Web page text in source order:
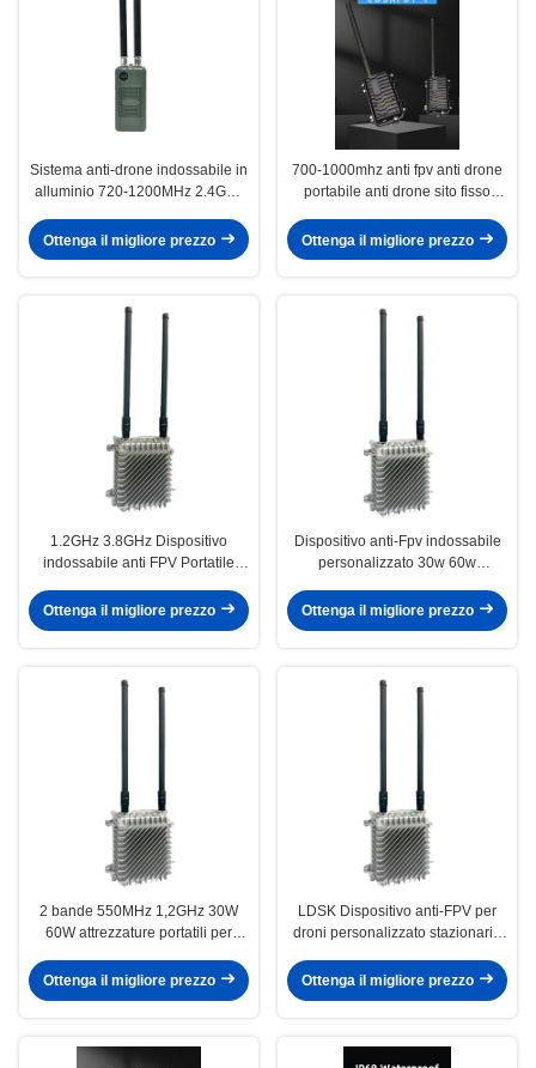
Sistema anti-drone indossabile in
alluminio 720-1200MHz 2.4GHz
Ottenga il migliore prezzo
700-1000mhz anti fpv anti drone
portabile anti drone sito fisso
dispositivo drone
Ottenga il migliore prezzo
1.2GHz 3.8GHz Dispositivo
indossabile anti FPV Portatile
Ottenga il migliore prezzo
Dispositivo anti-Fpv indossabile
personalizzato 30w 60w
droni
Ottenga il migliore prezzo
2 bande 550MHz 1,2GHz 30W
60W attrezzature portatili per
FPV
Ottenga il migliore prezzo
LDSK Dispositivo anti-FPV per
droni personalizzato stazionario
situazioni critiche
Ottenga il migliore prezzo